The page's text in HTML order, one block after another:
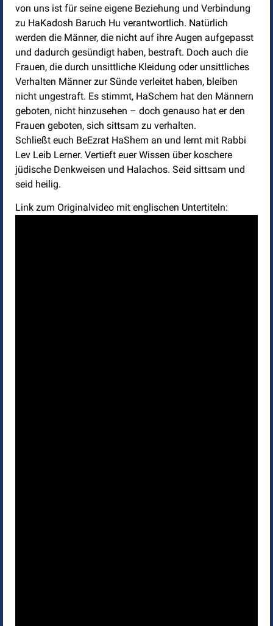
von uns ist für seine eigene Beziehung und Verbindung
zu HaKadosh Baruch Hu verantwortlich. Natürlich
werden die Männer, die nicht auf ihre Augen aufgepasst
und dadurch gesündigt haben, bestraft. Doch auch die
Frauen, die durch unsittliche Kleidung oder unsittliches
Verhalten Männer zur Sünde verleitet haben, bleiben
nicht ungestraft. Es stimmt, HaSchem hat den Männern
geboten, nicht hinzusehen – doch genauso hat er den
Frauen geboten, sich sittsam zu verhalten.
Schließt euch BeEzrat HaShem an und lernt mit Rabbi
Lev Leib Lerner. Vertieft euer Wissen über koschere
jüdische Denkweisen und Halachos. Seid sittsam und
seid heilig.
Link zum Originalvideo mit englischen Untertiteln: